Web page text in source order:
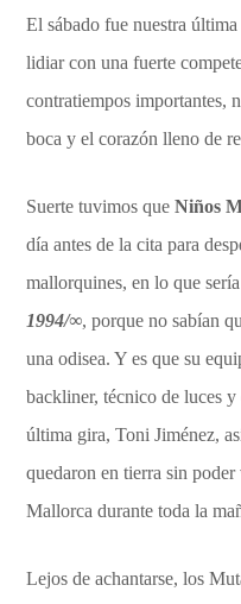
El sábado fue nuestra
lidiar con una fuerte
contratiempos importantes,
boca y el corazón lleno de
Suerte tuvimos queNiños
día antes de la cita para
mallorquines, en lo que
1994/∞, porque no sabían
una odisea. Y es que su
backliner, técnico de luces y
última gira, Toni Jiménez,
quedaron en tierra sin
Mallorca durante toda la
Lejos de achantarse, los